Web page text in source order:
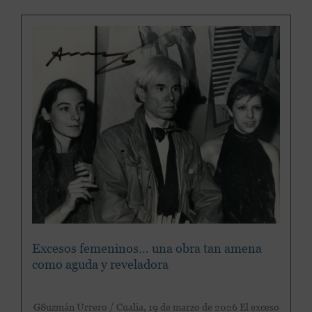
se
pierde
Excesos femeninos… una obra tan amena
como aguda y reveladora
G8uzmán Urrero / Cualia, 19 de marzo de 2026 El exceso